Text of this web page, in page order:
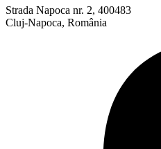
Strada Napoca nr. 2, 400483
Cluj-Napoca, România